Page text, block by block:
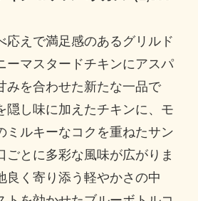
応えで満足感のあるグリルド
ーマスタードチキンにアスパ
みを合わせた新たな一品で
隠し味に加えたチキンに、モ
ミルキーなコクを重ねたサン
ごとに多彩な風味が広がりま
良く寄り添う軽やかさの中